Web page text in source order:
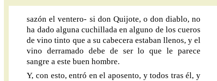
sazón el ventero- si don Quijote, o don diablo, no
ha dado alguna cuchillada en alguno de los cueros
de vino tinto que a su cabecera estaban llenos, y el
vino derramado debe de ser lo que le parece
sangre a este buen hombre.
Y, con esto, entró en el aposento, y todos tras él, y